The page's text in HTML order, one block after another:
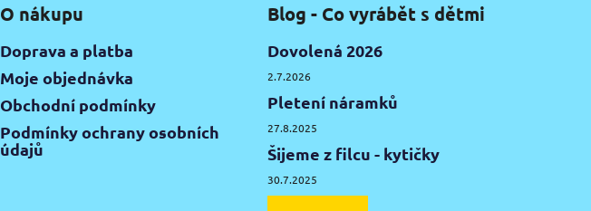
O nákupu
Doprava a platba
Moje objednávka
Obchodní podmínky
Podmínky ochrany osobních
údajů
Blog - Co vyrábět s dětmi
Dovolená 2026
2.7.2026
Pletení náramků
27.8.2025
Šijeme z filcu - kytičky
30.7.2025